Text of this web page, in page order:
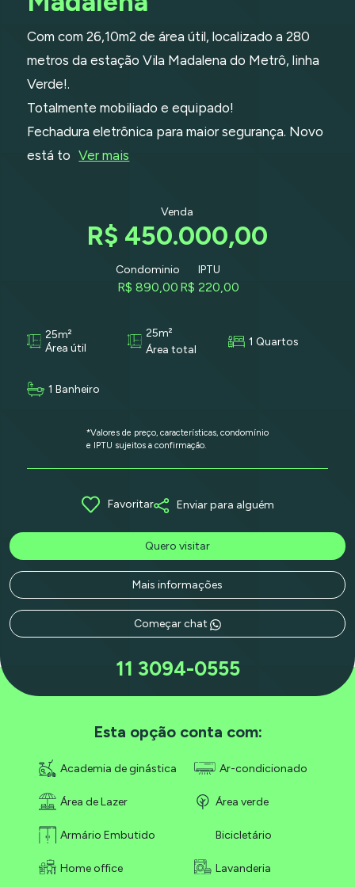
Com com 26,10m2 de área útil, localizado a 280
metros da estação Vila Madalena do Metrô, linha
Verde!.
Totalmente mobiliado e equipado!
Fechadura eletrônica para maior segurança. Novo
está to Ver mais
Venda
R$ 450.000,00
Condominio
R$ 890,00
IPTU
R$ 220,00
25m²
Área útil
25m²
Área total
1 Quartos
1 Banheiro
*Valores de preço, características, condomínio
e IPTU sujeitos a confirmação.
Favoritar Enviar para alguém
Quero visitar
Mais informações
Começar chat
11 3094-0555
Esta opção conta com:
Academia de ginástica Ar-condicionado
Área de Lazer Área verde
Armário Embutido Bicicletário
Home office Lavanderia